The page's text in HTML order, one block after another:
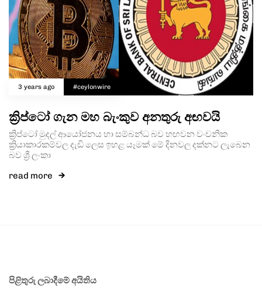
3 years ago #ceylonwire
ක්‍රිප්ටෝ ගැන මහ බැංකුව අනතුරු අඟවයි
ක්‍රිප්ටෝ මුදල් ආයෝජනය හා සම්බන්ධ බව හඟවන වංචනික
ක්‍රියාකාරකම්වල දැඩි ලෙස ඉහළ යෑමක් මේ දිනවල දක්නට ලැබෙන
බව ශ්‍රී ලංකා
read more
පිළිතුරු ලබාදීමේ අයිතිය